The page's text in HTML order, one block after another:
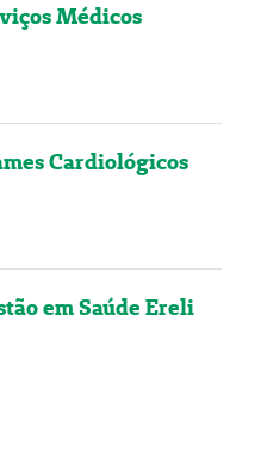
Médicos
Cardiológicos
em Saúde Ereli